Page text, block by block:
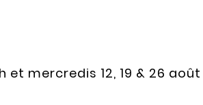
et mercredis 12, 19 & 26 août